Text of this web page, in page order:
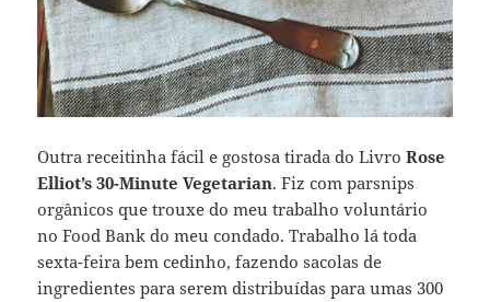
Outra receitinha fácil e gostosa tirada do LivroRose
Elliot’s 30-Minute Vegetarian. Fiz com parsnips
orgânicos que trouxe do meu trabalho voluntário
no Food Bank do meu condado. Trabalho lá toda
sexta-feira bem cedinho, fazendo sacolas de
ingredientes para serem distribuídas para umas 300